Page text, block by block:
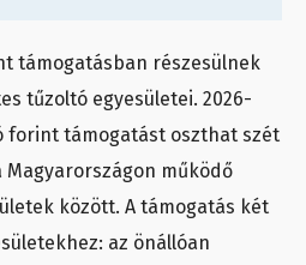
támogatásban részesülnek
tűzoltó egyesületei. 2026-
forint támogatást oszthat szét
működő
között. A támogatás két
az önállóan